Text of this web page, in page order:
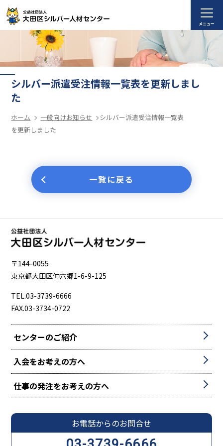
メニュー
シルバー派遣受注情報一覧表を更新しまし
た
ホーム 一般向けお知らせ
シルバー派遣受注情報一覧表
を更新しました
一覧に戻る
〒144-0055
東京都大田区仲六郷1-6-9-125
TEL.03-3739-6666
FAX.03-3734-0722
センターのご紹介
入会をお考えの方へ
仕事の発注をお考えの方へ
お電話からのお問合せ